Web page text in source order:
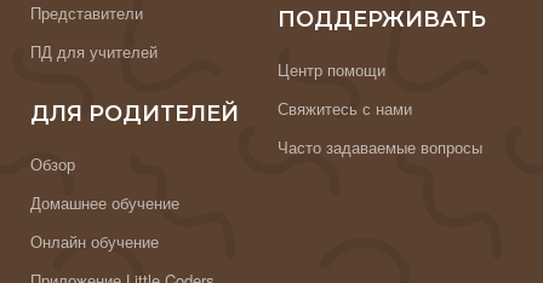
Представители
ПД для учителей
ДЛЯ РОДИТЕЛЕЙ
Обзор
Домашнее обучение
Онлайн обучение
ПОДДЕРЖИВАТЬ
Центр помощи
Свяжитесь с нами
Часто задаваемые вопросы